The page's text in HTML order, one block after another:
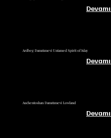
Ardbeg Damıtımevi Untamed Spirit of Islay
Auchentoshan Damıtımevi Lowland